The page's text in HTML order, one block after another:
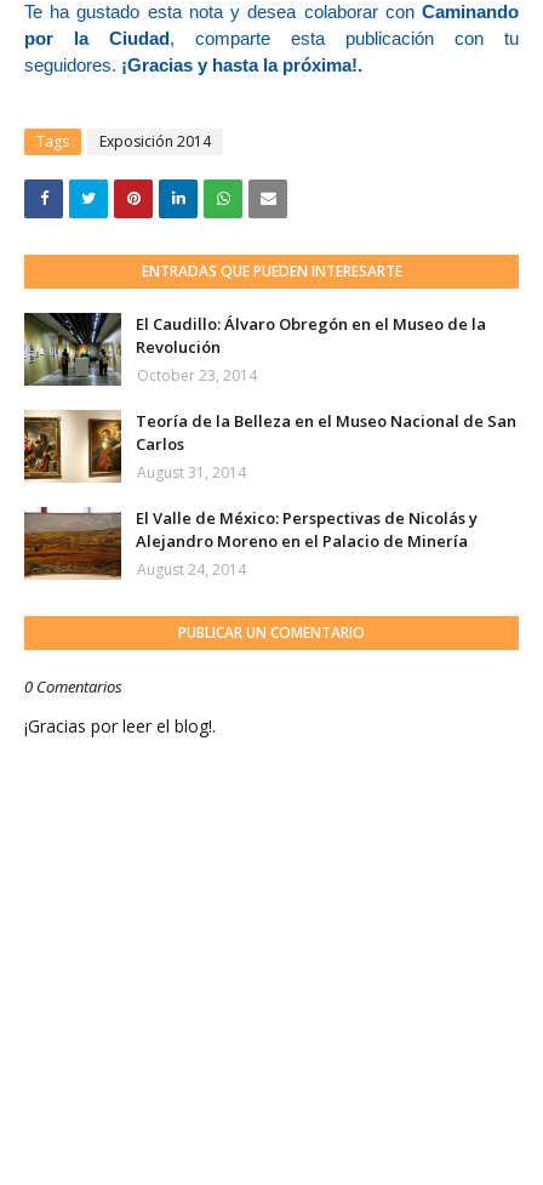
Te ha gustado esta nota y desea colaborar con Caminando
por la Ciudad, comparte esta publicación con tu
seguidores. ¡Gracias y hasta la próxima!.
Tags Exposición 2014
ENTRADAS QUE PUEDEN INTERESARTE
El Caudillo: Álvaro Obregón en el Museo de la
Revolución
October 23, 2014
Teoría de la Belleza en el Museo Nacional de San
Carlos
August 31, 2014
El Valle de México: Perspectivas de Nicolás y
Alejandro Moreno en el Palacio de Minería
August 24, 2014
PUBLICAR UN COMENTARIO
0 Comentarios
¡Gracias por leer el blog!.